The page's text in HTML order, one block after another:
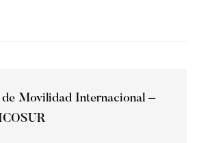
Movilidad Internacional –